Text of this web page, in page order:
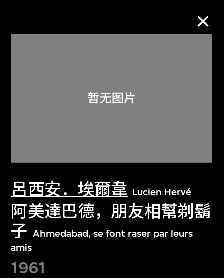
呂西安．埃爾韋 Lucien Hervé
阿美達巴德，朋友相幫剃鬍
子 Ahmedabad, se font raser par leurs
amis
1961
关于M+藏品
探索世界顶级的二十及二十一世纪视觉
文化藏品。